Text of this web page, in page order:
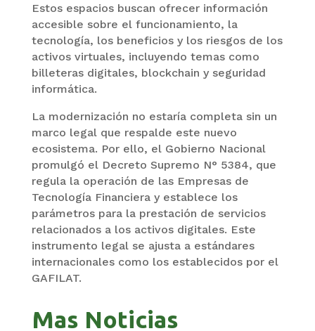
Estos espacios buscan ofrecer información
accesible sobre el funcionamiento, la
tecnología, los beneficios y los riesgos de los
activos virtuales, incluyendo temas como
billeteras digitales, blockchain y seguridad
informática.
La modernización no estaría completa sin un
marco legal que respalde este nuevo
ecosistema. Por ello, el Gobierno Nacional
promulgó el Decreto Supremo N° 5384, que
regula la operación de las Empresas de
Tecnología Financiera y establece los
parámetros para la prestación de servicios
relacionados a los activos digitales. Este
instrumento legal se ajusta a estándares
internacionales como los establecidos por el
GAFILAT.
Mas Noticias